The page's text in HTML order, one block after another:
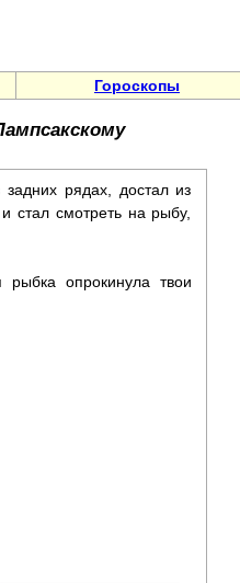
Гороскопы
рядах, достал из
стал смотреть на рыбу,
опрокинула твои